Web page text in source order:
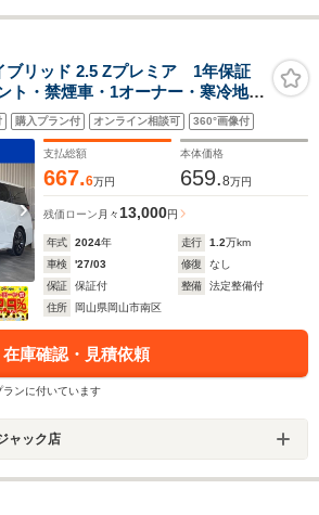
リッド 2.5 Zプレミア 1年保証
ト・禁煙車・1オーナー・寒冷地仕
ラー・ムーンルーフ・パノラミ
ヨタセーフティ・トヨタチーム
ロール・ドラレコ
購入プラン付 オンライン相談可 360°画像付
支払総額
667.6万円
本体価格
659.8万円
残価ローン 月々13,000円
年式 2024年 走行 1.2万km
車検
'27/03 修復
なし
保証
保証付 整備
法定整備付
住所
岡山県岡山市南区
在庫確認・見積依頼
ンに付いています
ャック店